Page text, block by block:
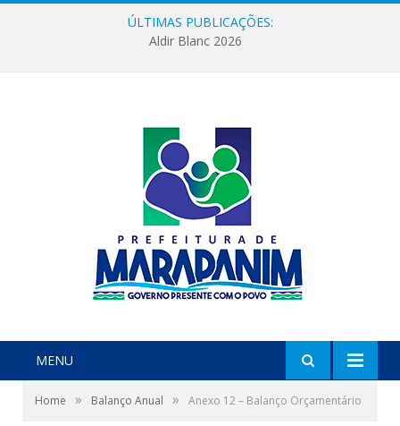
ÚLTIMAS PUBLICAÇÕES:
Aldir Blanc 2026
MENU
Home » Balanço Anual » Anexo 12 – Balanço Orçamentário